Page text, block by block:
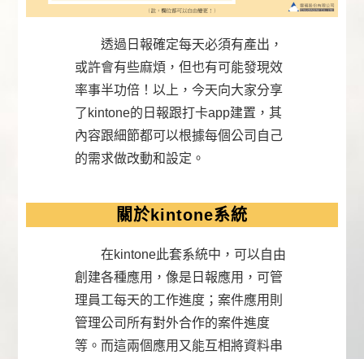
透過日報確定每天必須有產出，
或許會有些麻煩，但也有可能發現效
率事半功倍！以上，今天向大家分享
了kintone的日報跟打卡app建置，其
內容跟細節都可以根據每個公司自己
的需求做改動和設定。
關於kintone系統
在kintone此套系統中，可以自由
創建各種應用，像是日報應用，可管
理員工每天的工作進度；案件應用則
管理公司所有對外合作的案件進度
等。而這兩個應用又能互相將資料串